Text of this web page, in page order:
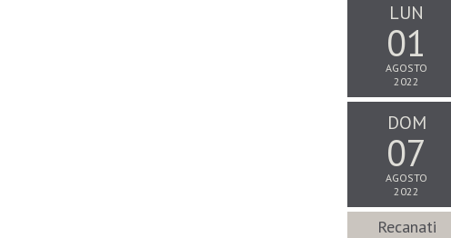
LUN
01
AGOSTO
2022
DOM
07
AGOSTO
2022
Recanati